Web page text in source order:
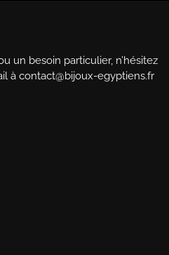
un besoin particulier, n’hésitez
à contact@bijoux-egyptiens.fr